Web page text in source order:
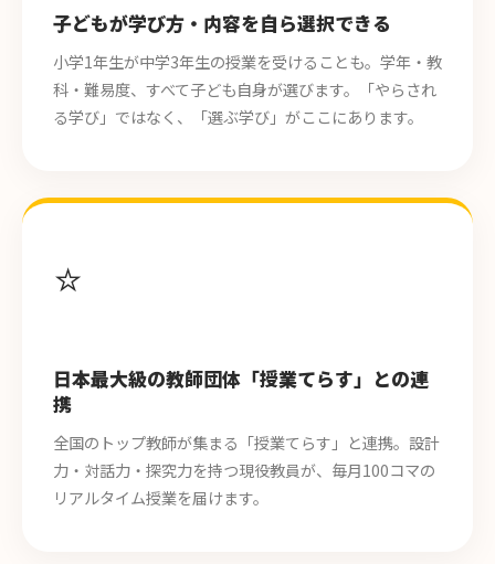
子どもが学び方・内容を自ら選択できる
小学1年生が中学3年生の授業を受けることも。学年・教
科・難易度、すべて子ども自身が選びます。「やらされ
る学び」ではなく、「選ぶ学び」がここにあります。
⭐
日本最大級の教師団体「授業てらす」との連
携
全国のトップ教師が集まる「授業てらす」と連携。設計
力・対話力・探究力を持つ現役教員が、毎月100コマの
リアルタイム授業を届けます。